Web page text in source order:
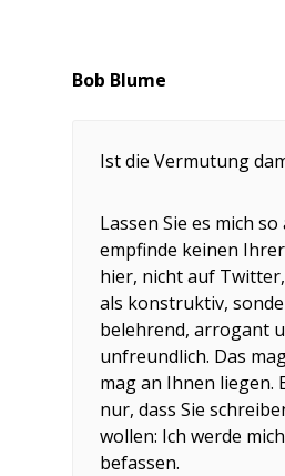
Bob Blume
Ist die Vermutung
Lassen Sie es mich
empfinde keinen
hier, nicht auf
als konstruktiv,
belehrend, arrogant
unfreundlich. Das
mag an Ihnen liegen.
nur, dass Sie
wollen: Ich werde
befassen.